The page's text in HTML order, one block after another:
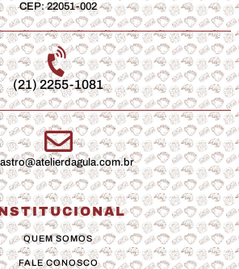
CEP: 22051-002
(21) 2255-1081
QUEM SOMOS
FALE CONOSCO